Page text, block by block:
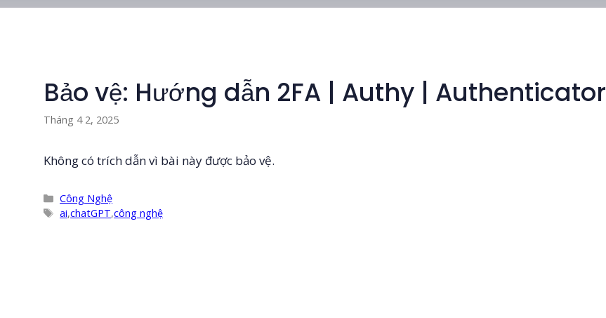
Bảo vệ: Hướng dẫn 2FA | Authy | Authenticator
Tháng 4 2, 2025
Không có trích dẫn vì bài này được bảo vệ.
Danh
mục
Công Nghệ
Thẻ
ai,chatGPT,công nghệ